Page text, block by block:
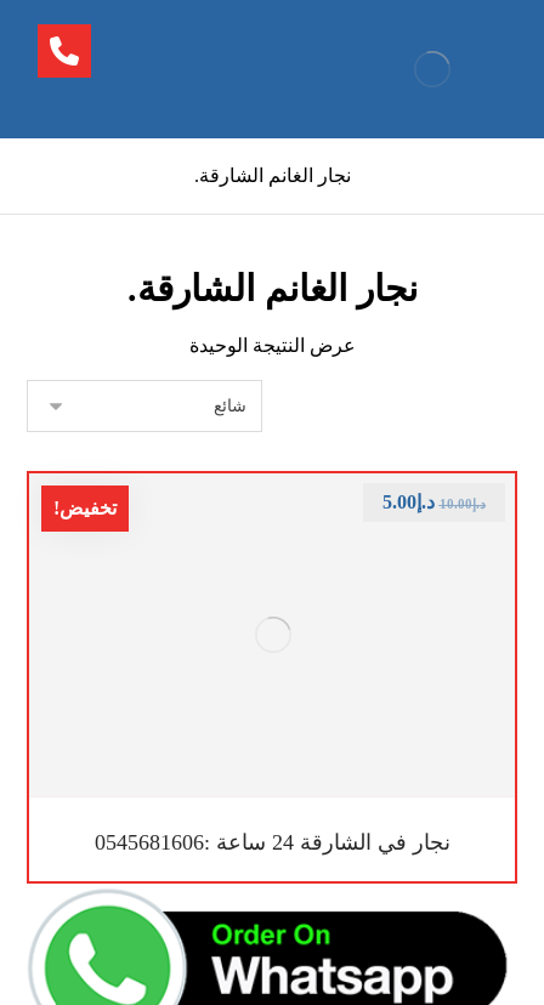
نجار الغانم الشارقة.
نجار الغانم الشارقة.
عرض النتيجة الوحيدة
تخفيض!
نجار في الشارقة 24 ساعة :0545681606
د.إ10.00 د.إ5.00